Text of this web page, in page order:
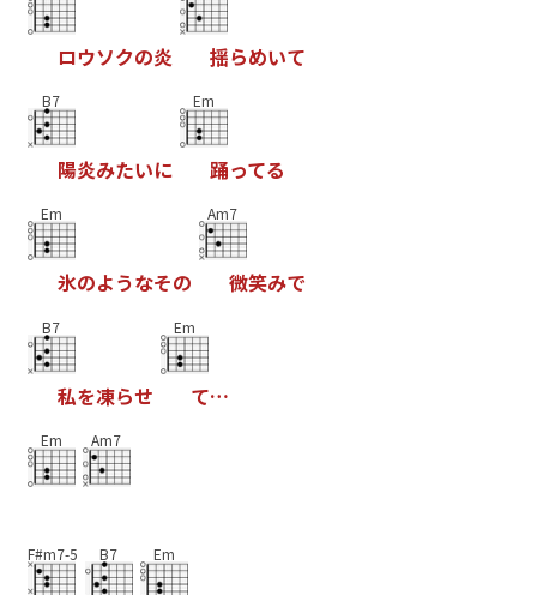
ロウソクの炎 揺らめいて
B7
陽炎みたいに
Em
踊ってる
Em
氷のようなその
Am7
微笑みで
B7
私を凍らせ
Em
て…
Em Am7
F#m7-5 B7 Em